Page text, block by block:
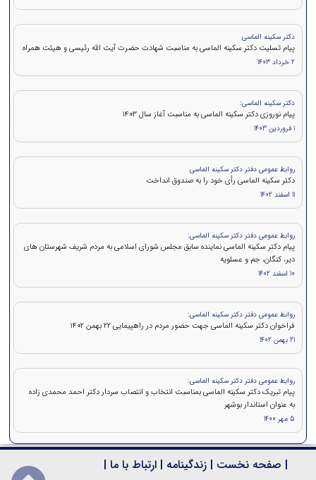
دکتر سکینه الماسی
پیام تسلیت دکتر سکینه الماسی به مناسبت شهادت حضرت آیت الله رئیسی و هیئت همراه
2 خرداد 1403
دکتر سکینه الماسی:
پیام نوروزی دکتر سکینه الماسی به مناسبت آغاز سال 1403
1 فروردین 1403
روابط عمومی دفتر دکتر سکینه الماسی
دکتر سکینه الماسی رأی خود را به صندوق انداخت
11 اسفند 1402
روابط عمومی دفتر دکتر سکینه الماسی:
پیام دکتر سکینه الماسی نماینده سابق مجلس شورای اسلامی به مردم شریف شهرستان های
دیر، کنگان، جم و عسلویه
10 اسفند 1402
روابط عمومی دفتر دکتر سکینه الماسی:
فراخوان دکتر سکینه الماسی جهت حضور مردم در راهپیمایی ۲۲ بهمن 1402
21 بهمن 1402
روابط عمومی دفتر دکتر سکینه الماسی:
پیام تبریک دکتر سکینه الماسی بمناسبت انتخاب و انتصاب سردار دکتر احمد محمدی زاده
به عنوان استاندار بوشهر
5 مهر 1400
| صفحه نخست | زندگینامه | ارتباط با ما |